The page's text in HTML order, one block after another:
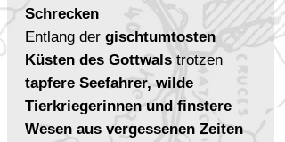
Schrecken
Entlang der gischtumtosten
Küsten des Gottwals trotzen
tapfere Seefahrer, wilde
Tierkriegerinnen und finstere
Wesen aus vergessenen Zeiten